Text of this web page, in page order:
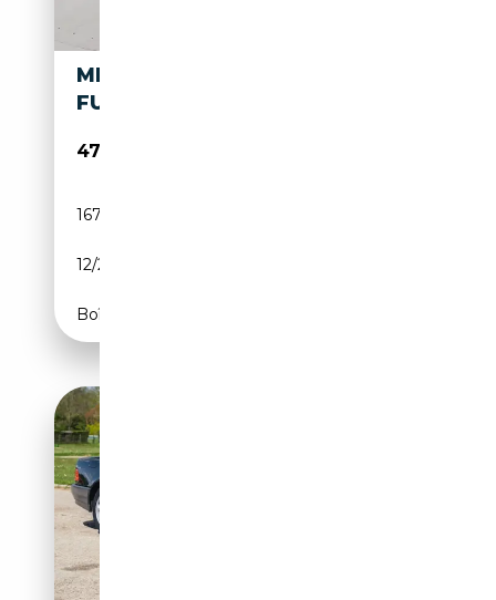
MERCEDES-BENZ SL 600 V12
FULL OPTIONAL
47 900€
167 100 km
12/2003
Boîte automatique